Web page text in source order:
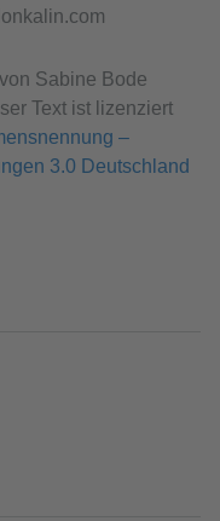
Sabine Bode
Text ist lizenziert
–
3.0 Deutschland